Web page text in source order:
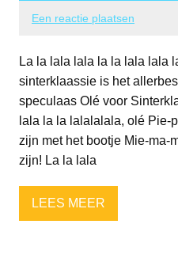
Een reactie plaatsen
La la lala lala la la lala lala
sinterklaassie is het
speculaas Olé voor
lala la la lalalalala, olé Pie-
zijn met het bootje Mie-ma-
zijn! La la lala
LEES MEER